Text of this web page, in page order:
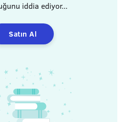
iddia ediyor...
Satın Al